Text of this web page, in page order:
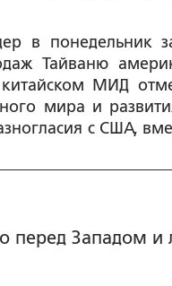
в понедельник
Тайваню
МИД
мира и
с США,
перед Западом